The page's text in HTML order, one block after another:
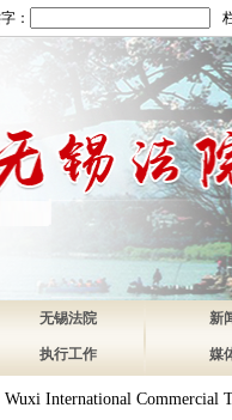
：
无锡法院 新
执行工作 媒
Wuxi International Commercial